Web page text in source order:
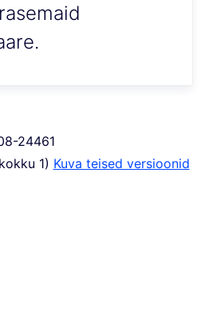
24461
1) kuva teised versioonid